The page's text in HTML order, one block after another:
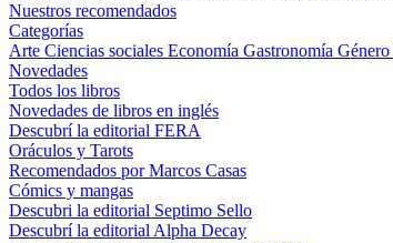
Nuestros recomendados
Categorías
Arte Ciencias sociales Economía Gastronomía Género
Novedades
Todos los libros
Novedades de libros en inglés
Descubrí la editorial FERA
Oráculos y Tarots
Recomendados por Marcos Casas
Cómics y mangas
Descubri la editorial Septimo Sello
Descubrí la editorial Alpha Decay